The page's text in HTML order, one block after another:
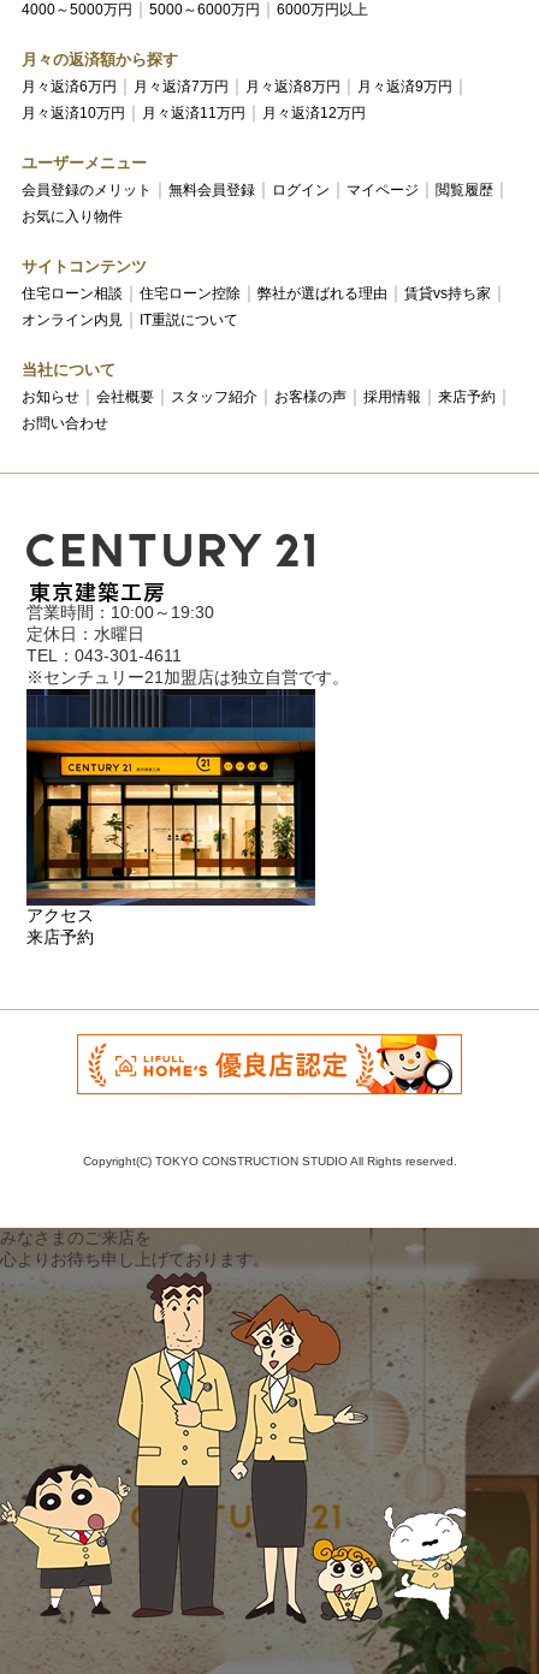
4000～5000万円
5000～6000万円 6000万円以上
月々の返済額から探す
月々返済6万円 月々返済7万円 月々返済8万円
月々返済9万円
月々返済10万円
月々返済11万円 月々返済12万円
ユーザーメニュー
会員登録のメリット 無料会員登録 ログイン マイページ
閲覧履歴
お気に入り物件
サイトコンテンツ
住宅ローン相談 住宅ローン控除 弊社が選ばれる理由
賃貸vs持ち家
オンライン内見
IT重説について
当社について
お知らせ 会社概要 スタッフ紹介 お客様の声 採用情報
来店予約
お問い合わせ
営業時間：10:00～19:30
定休日：水曜日
TEL：043-301-4611
※センチュリー21加盟店は独立自営です。
アクセス
来店予約
Copyright(C) TOKYO CONSTRUCTION STUDIO All Rights reserved.
みなさまのご来店を
心よりお待ち申し上げております。